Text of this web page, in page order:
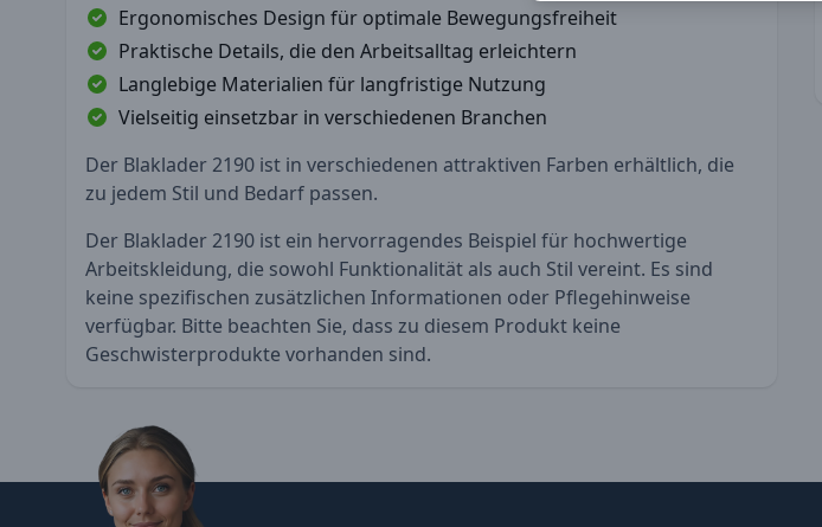
Ergonomisches Design für optimale Bewegungsfreiheit
Praktische Details, die den Arbeitsalltag erleichtern
Langlebige Materialien für langfristige Nutzung
Vielseitig einsetzbar in verschiedenen Branchen
Der Blaklader 2190 ist in verschiedenen attraktiven Farben erhältlich, die
zu jedem Stil und Bedarf passen.
Der Blaklader 2190 ist ein hervorragendes Beispiel für hochwertige
Arbeitskleidung, die sowohl Funktionalität als auch Stil vereint. Es sind
keine spezifischen zusätzlichen Informationen oder Pflegehinweise
verfügbar. Bitte beachten Sie, dass zu diesem Produkt keine
Geschwisterprodukte vorhanden sind.